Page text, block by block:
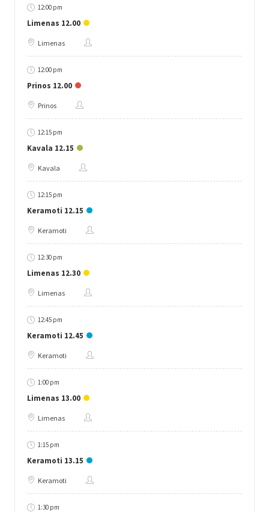
12:00 pm
Limenas 12.00
Limenas
12:00 pm
Prinos 12.00
Prinos
12:15 pm
Kavala 12.15
Kavala
12:15 pm
Keramoti 12.15
Keramoti
12:30 pm
Limenas 12.30
Limenas
12:45 pm
Keramoti 12.45
Keramoti
1:00 pm
Limenas 13.00
Limenas
1:15 pm
Keramoti 13.15
Keramoti
1:30 pm